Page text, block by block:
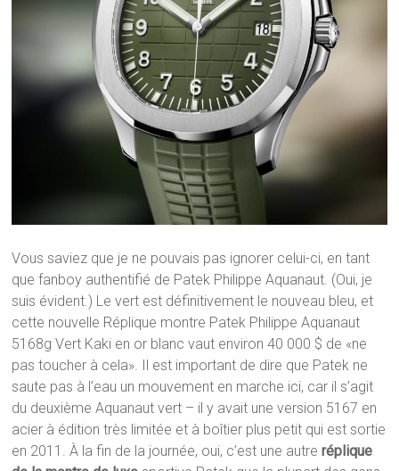
Vous saviez que je ne pouvais pas ignorer celui-ci, en tant
que fanboy authentifié de Patek Philippe Aquanaut. (Oui, je
suis évident.) Le vert est définitivement le nouveau bleu, et
cette nouvelle Réplique montre Patek Philippe Aquanaut
5168g Vert Kaki en or blanc vaut environ 40 000 $ de «ne
pas toucher à cela». Il est important de dire que Patek ne
saute pas à l’eau un mouvement en marche ici, car il s’agit
du deuxième Aquanaut vert – il y avait une version 5167 en
acier à édition très limitée et à boîtier plus petit qui est sortie
en 2011. À la fin de la journée, oui, c’est une autreréplique